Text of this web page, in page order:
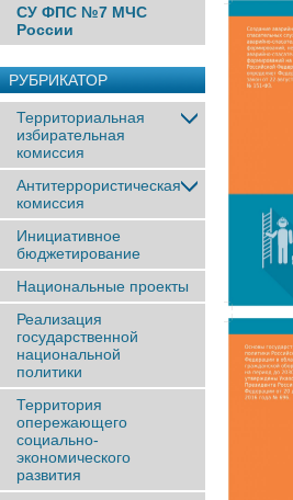
СУ ФПС №7 МЧС
России
РУБРИКАТОР
Территориальная
избирательная
комиссия
Антитеррористическая
комиссия
Инициативное
бюджетирование
Национальные проекты
Реализация
государственной
национальной
политики
Территория
опережающего
социально-
экономического
развития